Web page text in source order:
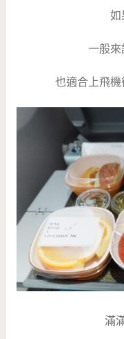
如
一般來
也適合上飛機
滿